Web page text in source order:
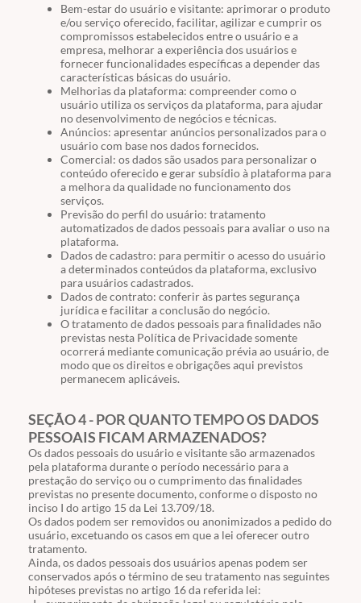
Bem-estar do usuário e visitante: aprimorar o produto
e/ou serviço oferecido, facilitar, agilizar e cumprir os
compromissos estabelecidos entre o usuário e a
empresa, melhorar a experiência dos usuários e
fornecer funcionalidades específicas a depender das
características básicas do usuário.
Melhorias da plataforma: compreender como o
usuário utiliza os serviços da plataforma, para ajudar
no desenvolvimento de negócios e técnicas.
Anúncios: apresentar anúncios personalizados para o
usuário com base nos dados fornecidos.
Comercial: os dados são usados para personalizar o
conteúdo oferecido e gerar subsídio à plataforma para
a melhora da qualidade no funcionamento dos
serviços.
Previsão do perfil do usuário: tratamento
automatizados de dados pessoais para avaliar o uso na
plataforma.
Dados de cadastro: para permitir o acesso do usuário
a determinados conteúdos da plataforma, exclusivo
para usuários cadastrados.
Dados de contrato: conferir às partes segurança
jurídica e facilitar a conclusão do negócio.
O tratamento de dados pessoais para finalidades não
previstas nesta Política de Privacidade somente
ocorrerá mediante comunicação prévia ao usuário, de
modo que os direitos e obrigações aqui previstos
permanecem aplicáveis.
SEÇÃO 4 - POR QUANTO TEMPO OS DADOS
PESSOAIS FICAM ARMAZENADOS?
Os dados pessoais do usuário e visitante são armazenados
pela plataforma durante o período necessário para a
prestação do serviço ou o cumprimento das finalidades
previstas no presente documento, conforme o disposto no
inciso I do artigo 15 da Lei 13.709/18.
Os dados podem ser removidos ou anonimizados a pedido do
usuário, excetuando os casos em que a lei oferecer outro
tratamento.
Ainda, os dados pessoais dos usuários apenas podem ser
conservados após o término de seu tratamento nas seguintes
hipóteses previstas no artigo 16 da referida lei: